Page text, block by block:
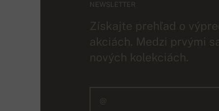
NEWSLETTER
Získajte prehľad o
akciách. Medzi prvými
nových kolekciách.